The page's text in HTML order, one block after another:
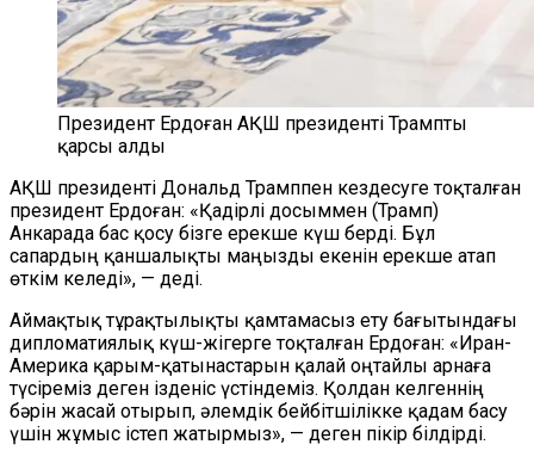
Президент Ердоған АҚШ президенті Трампты
қарсы алды
АҚШ президенті Дональд Трамппен кездесуге тоқталған
президент Ердоған: «Қадірлі досыммен (Трамп)
Анкарада бас қосу бізге ерекше күш берді. Бұл
сапардың қаншалықты маңызды екенін ерекше атап
өткім келеді», — деді.
Аймақтық тұрақтылықты қамтамасыз ету бағытындағы
дипломатиялық күш-жігерге тоқталған Ердоған: «Иран-
Америка қарым-қатынастарын қалай оңтайлы арнаға
түсіреміз деген ізденіс үстіндеміз. Қолдан келгеннің
бәрін жасай отырып, әлемдік бейбітшілікке қадам басу
үшін жұмыс істеп жатырмыз», — деген пікір білдірді.